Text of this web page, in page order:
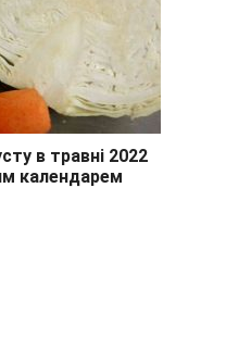
в травні 2022
календарем